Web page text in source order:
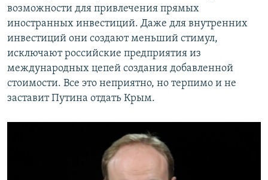
возможности для привлечения прямых
иностранных инвестиций. Даже для внутренних
инвестиций они создают меньший стимул,
исключают российские предприятия из
международных цепей создания добавленной
стоимости. Все это неприятно, но терпимо и не
заставит Путина отдать Крым.